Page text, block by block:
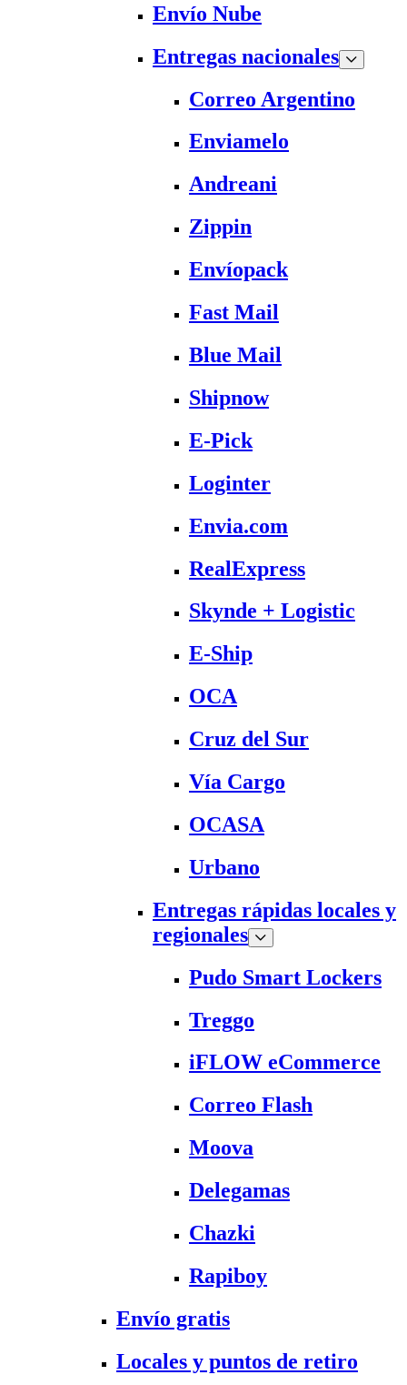
Envío Nube
Entregas nacionales
Correo Argentino
Enviamelo
Andreani
Zippin
Envíopack
Fast Mail
Blue Mail
Shipnow
E-Pick
Loginter
Envia.com
RealExpress
Skynde + Logistic
E-Ship
OCA
Cruz del Sur
Vía Cargo
OCASA
Urbano
Entregas rápidas locales y
regionales
Pudo Smart Lockers
Treggo
iFLOW eCommerce
Correo Flash
Moova
Delegamas
Chazki
Rapiboy
Envío gratis
Locales y puntos de retiro